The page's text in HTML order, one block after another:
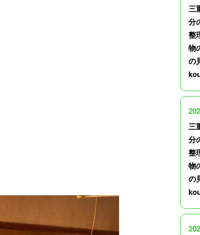
三
分
整
物
の
三
分
整
物
の